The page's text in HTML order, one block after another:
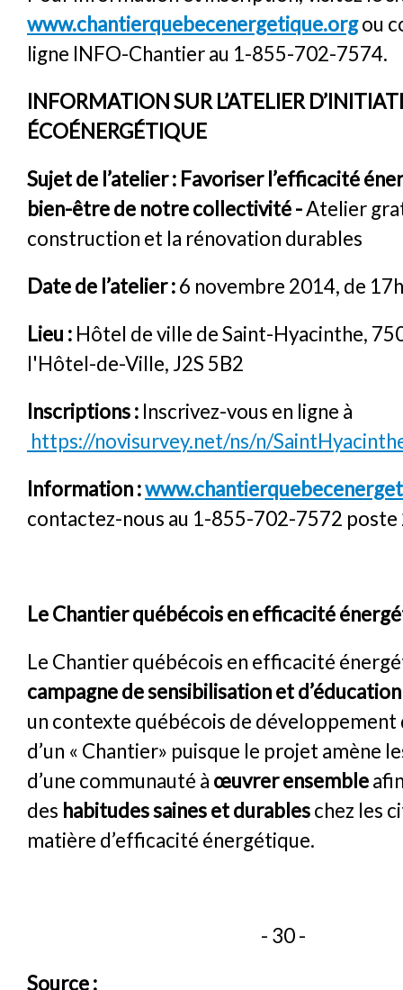
www.chantierquebecenergetique.orgou
ligne INFO-Chantier au 1-855-702-7574.
INFORMATION SUR L’ATELIER
ÉCOÉNERGÉTIQUE
Sujet de l’atelier : Favoriser l’efficacité
bien-être de notre collectivité -Atelier
construction et la rénovation durables
Date de l’atelier :6 novembre 2014, de
Lieu : Hôtel de ville de Saint-Hyacinthe,
l'Hôtel-de-Ville, J2S 5B2
Inscriptions : Inscrivez-vous en ligne à
https://novisurvey.net/ns/n/
Information :
contactez-nous au 1-855-702-7572 poste
Le Chantier québécois en efficacité
Le Chantier québécois en efficacité
campagne de sensibilisation et d’éducation
un contexte québécois de développement
d’un « Chantier» puisque le projet amène
d’une communauté à œuvrer ensemble
des habitudes saines et durableschez les
matière d’efficacité énergétique.
- 30 -
Source :